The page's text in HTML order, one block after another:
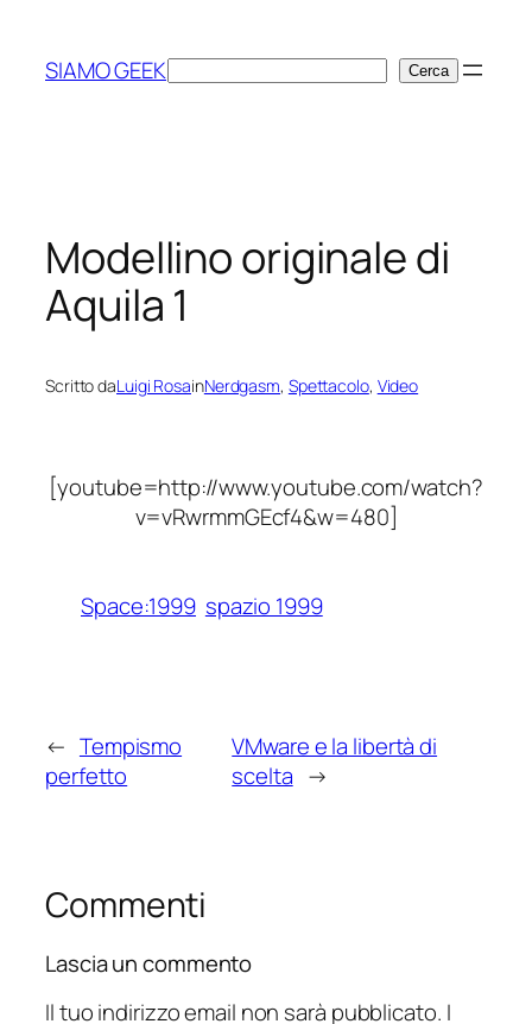
contenuto
SIAMO GEEKCerca Cerca
Modellino originale di
Aquila 1
Scritto daLuigi RosainNerdgasm, Spettacolo, Video
[youtube=http://www.youtube.com/watch?
v=vRwrmmGEcf4&w=480]
Space:1999 spazio 1999
← Tempismo
perfetto
VMware e la libertà di
scelta →
Commenti
Lascia un commento
Il tuo indirizzo email non sarà pubblicato. I